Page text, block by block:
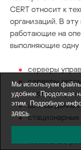
CERT относит к
организаций. В
работающие на
выполняющие одну
серверы
серверы
серверы
шлюзы данных
операторов;
мобильные
Мы используем
удобнее. Продолжая
этим. Подробную
здесь.